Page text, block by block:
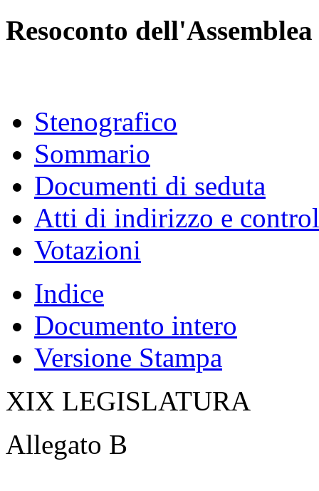
Resoconto dell'Assemblea
Stenografico
Sommario
Documenti di seduta
Atti di indirizzo e
Votazioni
Indice
Documento intero
Versione Stampa
XIX LEGISLATURA
Allegato B